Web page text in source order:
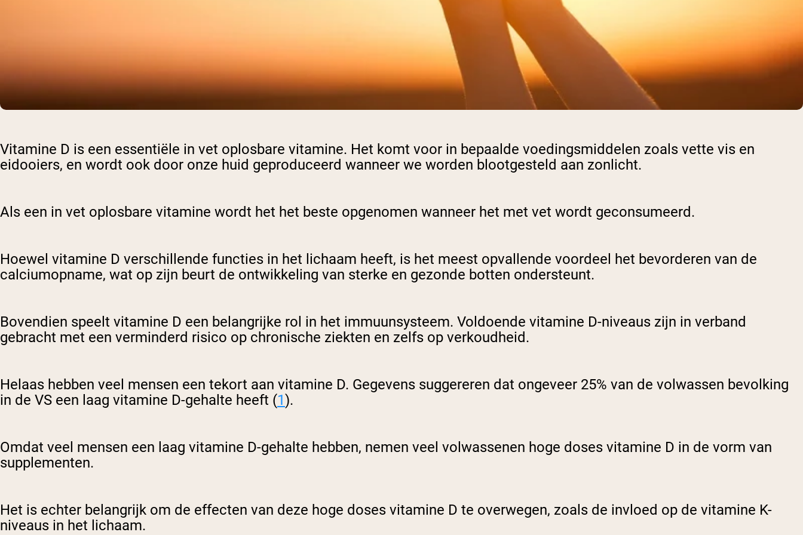
Vitamine D is een essentiële in vet oplosbare vitamine. Het komt voor in bepaalde voedingsmiddelen zoals vette vis en
eidooiers, en wordt ook door onze huid geproduceerd wanneer we worden blootgesteld aan zonlicht.
Als een in vet oplosbare vitamine wordt het het beste opgenomen wanneer het met vet wordt geconsumeerd.
Hoewel vitamine D verschillende functies in het lichaam heeft, is het meest opvallende voordeel het bevorderen van de
calciumopname, wat op zijn beurt de ontwikkeling van sterke en gezonde botten ondersteunt.
Bovendien speelt vitamine D een belangrijke rol in het immuunsysteem. Voldoende vitamine D-niveaus zijn in verband
gebracht met een verminderd risico op chronische ziekten en zelfs op verkoudheid.
Helaas hebben veel mensen een tekort aan vitamine D. Gegevens suggereren dat ongeveer 25% van de volwassen bevolking
in de VS een laag vitamine D-gehalte heeft (1).
Omdat veel mensen een laag vitamine D-gehalte hebben, nemen veel volwassenen hoge doses vitamine D in de vorm van
supplementen.
Het is echter belangrijk om de effecten van deze hoge doses vitamine D te overwegen, zoals de invloed op de vitamine K-
niveaus in het lichaam.